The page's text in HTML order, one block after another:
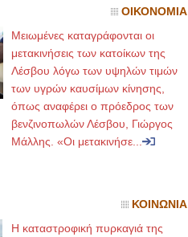
ΟΙΚΟΝΟΜΙΑ
Μειωμένες καταγράφονται οι
μετακινήσεις των κατοίκων της
Λέσβου λόγω των υψηλών τιμών
των υγρών καυσίμων κίνησης,
όπως αναφέρει ο πρόεδρος των
βενζινοπωλών Λέσβου, Γιώργος
Μάλλης. «Οι μετακινήσε...
ΚΟΙΝΩΝΙΑ
Η καταστροφική πυρκαγιά της